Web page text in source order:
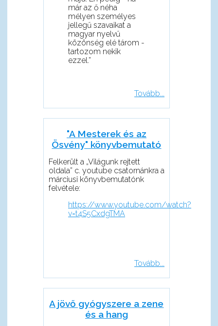
már az ő néha
mélyen személyes
jellegű szavaikat a
magyar nyelvű
közönség elé tárom -
tartozom nekik
ezzel.”
Tovább...
"A Mesterek és az
Ösvény" könyvbemutató
Felkerült a „Világunk rejtett
oldala” c. youtube csatornánkra a
márciusi könyvbemutatónk
felvétele:
https://www.youtube.com/watch?
v=t4S5CxdgTMA
Tovább...
A jövő gyógyszere a zene
és a hang